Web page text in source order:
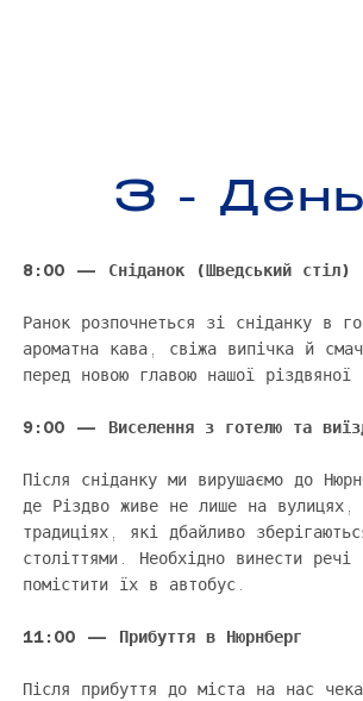
3 - День
8:00 — Сніданок (Шведський стіл)
Ранок розпочнеться зі сніданку в
ароматна кава, свіжа випічка й
перед новою главою нашої різдвяної
9:00 — Виселення з готелю та
Після сніданку ми вирушаємо до
де Різдво живе не лише на
традиціях, які дбайливо
століттями. Необхідно винести
помістити їх в автобус.
11:00 — Прибуття в Нюрнберг
Після прибуття до міста на нас